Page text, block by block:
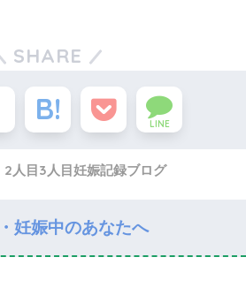
SHARE
LINE
2人目3人目妊娠記録ブログ
妊娠中のあなたへ